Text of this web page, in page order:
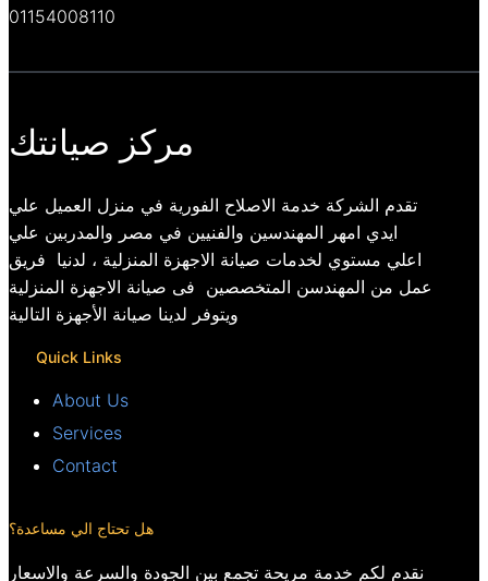
01154008110
مركز صيانتك
تقدم الشركة خدمة الاصلاح الفورية في منزل العميل علي
ايدي امهر المهندسين والفنيين في مصر والمدربين علي
اعلي مستوي لخدمات صيانة الاجهزة المنزلية ، لدنيا فريق
عمل من المهندسن المتخصصين فى صيانة الاجهزة المنزلية
ويتوفر لدينا صيانة الأجهزة التالية
Quick Links
About Us
Services
Contact
هل تحتاج الي مساعدة؟
نقدم لكم خدمة مريحة تجمع بين الجودة والسرعة والاسعار